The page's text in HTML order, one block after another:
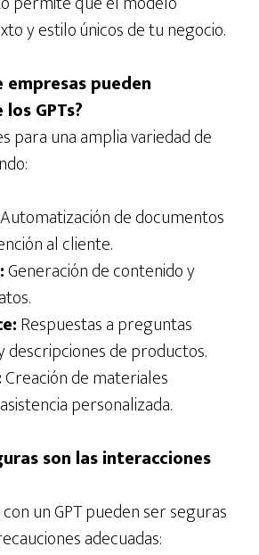
y estilo únicos de tu negocio.
pueden
GPTs?
para una amplia variedad de
Automatización de documentos
al cliente.
Generación de contenido y
Respuestas a preguntas
de productos.
Creación de materiales
personalizada.
son las interacciones
un GPT pueden ser seguras
adecuadas: